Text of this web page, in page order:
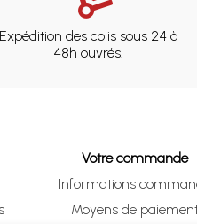
Expédition des colis sous 24 à
48h ouvrés.
Votre commande
Informations
Moyens de